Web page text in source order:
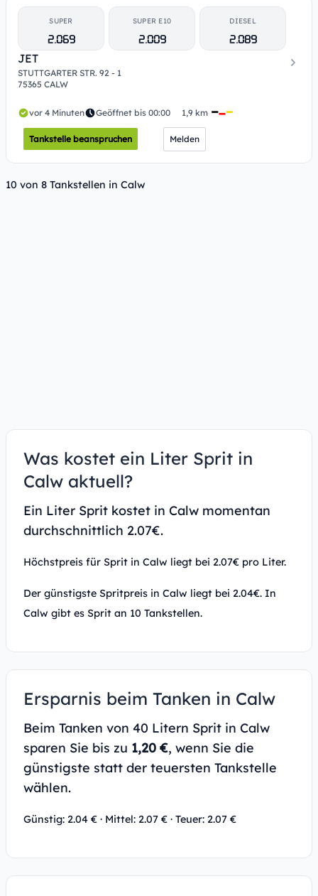
SUPER
2.069
SUPER E10
2.009
DIESEL
2.089
JET
STUTTGARTER STR. 92 - 1
75365 CALW
vor 4 Minuten Geöffnet bis 00:00 1,9 km
Tankstelle beanspruchen Melden
10 von 8 Tankstellen in Calw
Was kostet ein Liter Sprit in
Calw aktuell?
Ein Liter Sprit kostet in Calw momentan
durchschnittlich 2.07€.
Höchstpreis für Sprit in Calw liegt bei 2.07€ pro Liter.
Der günstigste Spritpreis in Calw liegt bei 2.04€. In
Calw gibt es Sprit an 10 Tankstellen.
Ersparnis beim Tanken in Calw
Beim Tanken von 40 Litern Sprit in Calw
sparen Sie bis zu 1,20 €, wenn Sie die
günstigste statt der teuersten Tankstelle
wählen.
Günstig: 2.04 € · Mittel: 2.07 € · Teuer: 2.07 €